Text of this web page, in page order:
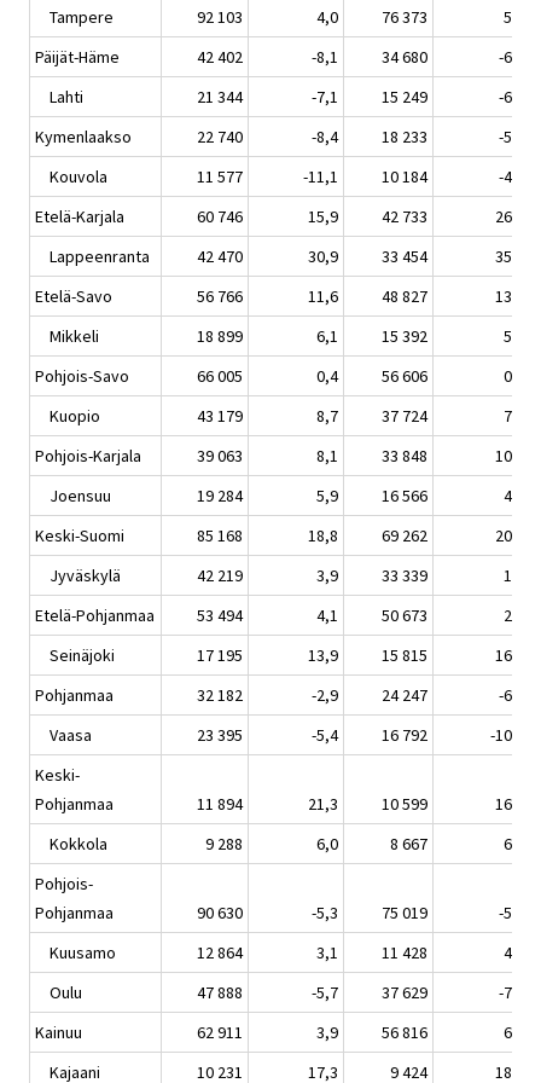
Tampere
92 103 4,0 76 373
5,1
Päijät-Häme
42 402 -8,1 34 680
-6,8
Lahti
21 344 -7,1 15 249
-6,0
Kymenlaakso
22 740 -8,4 18 233
-5,0
Kouvola
11 577 -11,1 10 184
-4,7
Etelä-Karjala
60 746 15,9 42 733
26,2
Lappeenranta
42 470 30,9 33 454
35,7
Etelä-Savo
56 766 11,6 48 827
13,4
Mikkeli
18 899 6,1 15 392
5,8
Pohjois-Savo
66 005 0,4 56 606
0,5
Kuopio
43 179 8,7 37 724
7,8
Pohjois-Karjala
39 063 8,1 33 848
10,3
Joensuu
19 284 5,9 16 566
4,3
Keski-Suomi
85 168 18,8 69 262
20,6
Jyväskylä
42 219 3,9 33 339
1,5
Etelä-Pohjanmaa
53 494 4,1 50 673
2,6
Seinäjoki
17 195 13,9 15 815
16,2
Pohjanmaa
32 182 -2,9 24 247
-6,8
Vaasa
23 395 -5,4 16 792
-10,6
Keski-
Pohjanmaa
11 894 21,3 10 599
16,6
Kokkola
9 288 6,0 8 667
6,9
Pohjois-
Pohjanmaa
90 630 -5,3 75 019
-5,1
Kuusamo
12 864 3,1 11 428
4,2
Oulu
47 888 -5,7 37 629
-7,1
Kainuu
62 911 3,9 56 816
6,9
Kajaani
10 231 17,3 9 424 18,6